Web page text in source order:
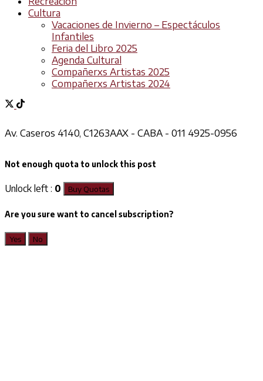
Cultura
Vacaciones de Invierno – Espectáculos
Infantiles
Feria del Libro 2025
Agenda Cultural
Compañerxs Artistas 2025
Compañerxs Artistas 2024
Av. Caseros 4140, C1263AAX - CABA - 011 4925-0956
Not enough quota to unlock this post
Unlock left : 0 Buy Quotas
Are you sure want to cancel subscription?
Yes No